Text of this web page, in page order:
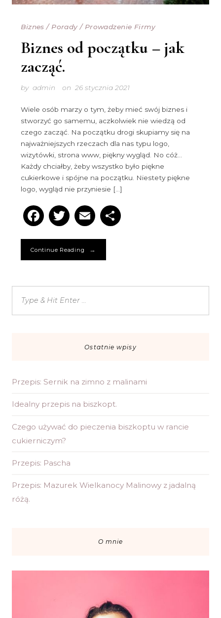
Biznes / Porady / Prowadzenie Firmy
Biznes od początku – jak
zacząć.
by admin on 26 stycznia 2021
Wiele osób marzy o tym, żeby mieć swój biznes i
stworzyć go samemu, aczkolwiek nie wiedzą od
czego zacząć. Na początku drogi skupiamy się na
najważniejszych rzeczach dla nas typu logo,
wizytówki, strona www, piękny wygląd. No cóż…
Każdy chciałby, żeby wszystko było piękne
cukierkowe i spójne na początku. Niestety piękne
logo, wygląd nie przyniesie […]
Facebook
Twitter
Email
Continue Reading →
Ostatnie wpisy
Przepis: Sernik na zimno z malinami
Idealny przepis na biszkopt.
Czego używać do pieczenia biszkoptu w rancie
cukierniczym?
Przepis: Pascha
Przepis: Mazurek Wielkanocy Malinowy z jadalną
różą.
O mnie